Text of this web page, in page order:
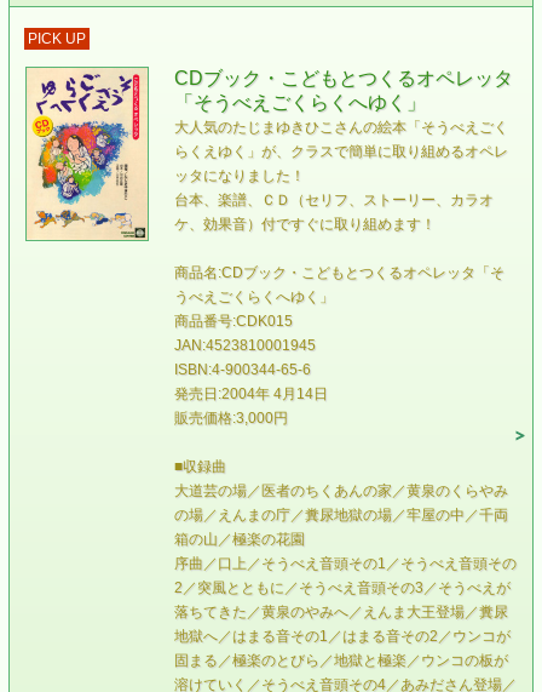
PICK UP
CDブック・こどもとつくるオペレッタ
「そうべえごくらくへゆく」
大人気のたじまゆきひこさんの絵本「そうべえごく
らくえゆく」が、クラスで簡単に取り組めるオペレ
ッタになりました！
台本、楽譜、ＣＤ（セリフ、ストーリー、カラオ
ケ、効果音）付ですぐに取り組めます！
商品名:CDブック・こどもとつくるオペレッタ「そ
うべえごくらくへゆく」
商品番号:CDK015
JAN:4523810001945
ISBN:4-900344-65-6
発売日:2004年 4月14日
販売価格:3,000円
■収録曲
大道芸の場／医者のちくあんの家／黄泉のくらやみ
の場／えんまの庁／糞尿地獄の場／牢屋の中／千両
箱の山／極楽の花園
序曲／口上／そうべえ音頭その1／そうべえ音頭その
2／突風とともに／そうべえ音頭その3／そうべえが
落ちてきた／黄泉のやみへ／えんま大王登場／糞尿
地獄へ／はまる音その1／はまる音その2／ウンコが
固まる／極楽のとびら／地獄と極楽／ウンコの板が
溶けていく／そうべえ音頭その4／あみださん登場／